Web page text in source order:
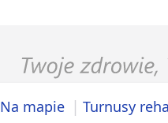
Na mapie | Turnusy